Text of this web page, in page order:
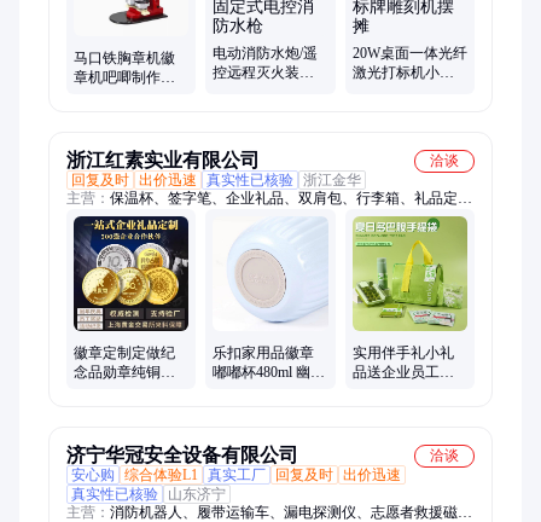
马口铁胸章机徽
章机吧唧制作机
电动消防水炮/遥
控远程灭火装
20W桌面一体光纤
激光打标机小型
浙江红素实业有限公司
洽谈
回复及时 出价迅速 真实性已核验 浙江金华
主营： 保温杯、签字笔、企业礼品、双肩包、行李箱、礼品定
制、节日礼品、福利礼品、促销礼品、宣传礼品、创意礼品、展
会礼品、活动礼品、商务礼品、会议伴手礼、周年纪念品、客户
随手礼、笔记本、伴手礼、商务伴手礼、文创礼品、工装定做、
公司礼品定制、员工福利礼品、中秋节礼品定制
徽章定制定做纪
念品勋章纯铜银
乐扣家用品徽章
嘟嘟杯480ml 幽兰
实用伴手礼小礼
品送企业员工入
济宁华冠安全设备有限公司
洽谈
安心购
综合体验L1 真实工厂 回复及时 出价迅速
真实性已核验
山东济宁
主营： 消防机器人、履带运输车、漏电探测仪、志愿者救援磁力